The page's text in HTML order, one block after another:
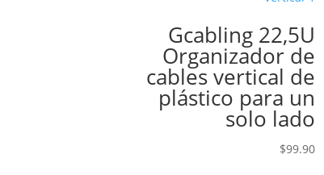
Gcabling 22,5U
Organizador de
cables vertical de
plástico para un
solo lado
$99.90